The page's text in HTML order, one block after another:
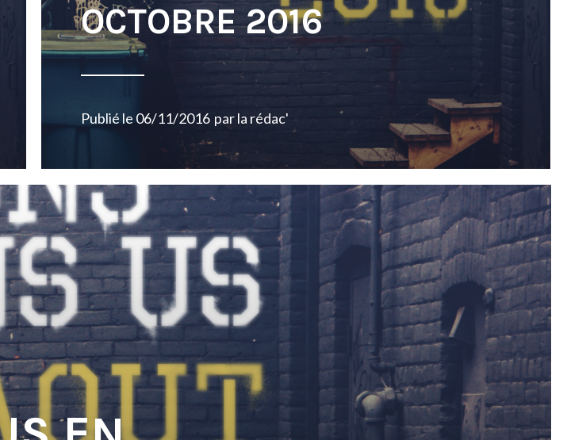
OCTOBRE 2016
Publié le 06/11/2016 parla rédac'